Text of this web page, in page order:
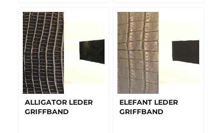
ALLIGATOR LEDER
GRIFFBAND
ELEFANT LEDER
GRIFFBAND